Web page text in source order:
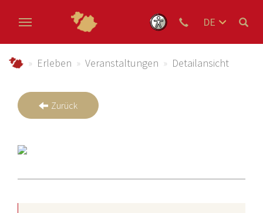
DE
schmallenberger-sauerland.de
Erleben Veranstaltungen Detailansicht
Zurück